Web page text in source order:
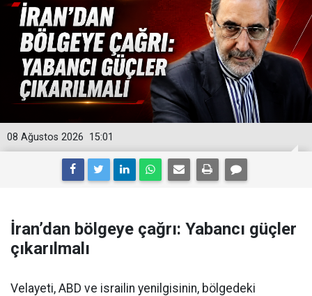
15:01
08 Ağustos 2026
İran’dan bölgeye çağrı: Yabancı güçler
çıkarılmalı
Velayeti, ABD ve israilin yenilgisinin, bölgedeki